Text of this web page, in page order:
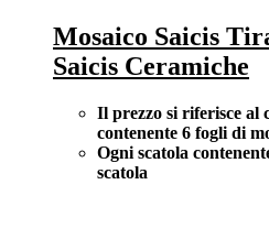
Mosaico Saicis
Saicis Ceramiche
Il prezzo si riferisce al
contenente 6 fogli di
Ogni scatola
scatola